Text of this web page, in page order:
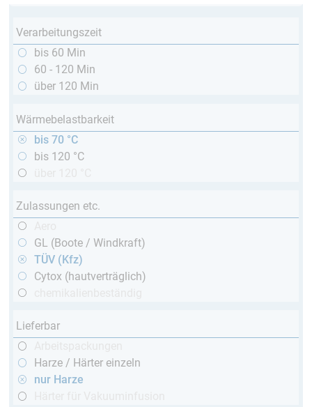
Verarbeitungszeit
bis 60 Min
60 - 120 Min
über 120 Min
Wärmebelastbarkeit
bis 70 °C
bis 120 °C
Zulassungen etc.
GL (Boote / Windkraft)
TÜV (Kfz)
Cytox (hautverträglich)
Lieferbar
Harze / Härter einzeln
nur Harze